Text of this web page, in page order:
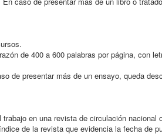
de 400 a 600 palabras por página, con
de presentar más de un ensayo, queda
en una revista de circulación
de la revista que evidencia la fecha de